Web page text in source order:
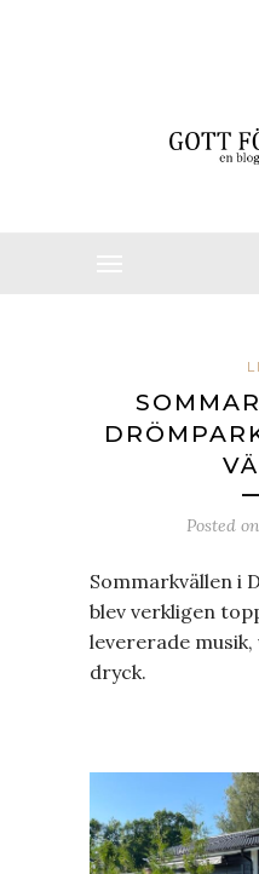
Posted on
Sommarkvällen i
blev verkligen
levererade
dryck.